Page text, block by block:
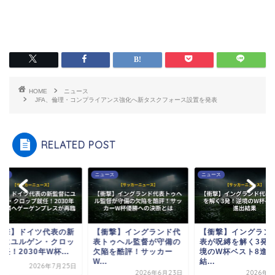
HOME
ニュース
JFA、倫理・コンプライアンス強化へ新タスクフォース設置を発表
RELATED POST
撃】ドイツ代表の新
にユルゲン・クロッ
任！2030年W杯...
2026年7月25日
ニュース
【衝撃】イングランド代
表トゥヘル監督が守備の
欠陥を酷評！サッカー
W...
2026年6月23日
ニュース
【衝撃】イングラン
表が呪縛を解く3発
境のW杯ベスト8進出
結...
2026年7